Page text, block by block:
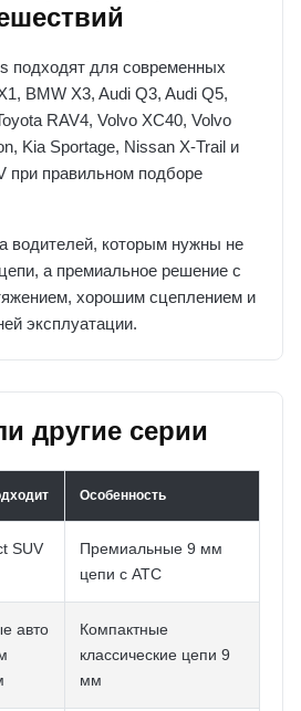
подходят для современных
BMW X3, Audi Q3, Audi Q5,
RAV4, Volvo XC40, Volvo
Kia Sportage, Nissan X-Trail и
при правильном подборе
водителей, которым нужны не
а премиальное решение с
хорошим сцеплением и
эксплуатации.
другие серии
Особенность
SUV
Премиальные 9 мм
цепи с ATC
авто
Компактные
классические цепи 9
мм